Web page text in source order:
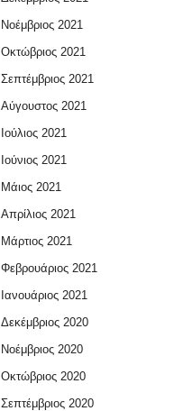
Νοέμβριος 2021
Οκτώβριος 2021
Σεπτέμβριος 2021
Αύγουστος 2021
Ιούλιος 2021
Ιούνιος 2021
Μάιος 2021
Απρίλιος 2021
Μάρτιος 2021
Φεβρουάριος 2021
Ιανουάριος 2021
Δεκέμβριος 2020
Νοέμβριος 2020
Οκτώβριος 2020
Σεπτέμβριος 2020